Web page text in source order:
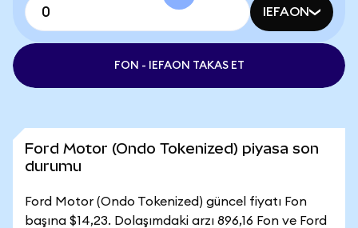
IEFAON
FON - IEFAON TAKAS ET
Ford Motor (Ondo Tokenized) piyasa son
durumu
Ford Motor (Ondo Tokenized) güncel fiyatı Fon
başına $14,23. Dolaşımdaki arzı 896,16 Fon ve Ford